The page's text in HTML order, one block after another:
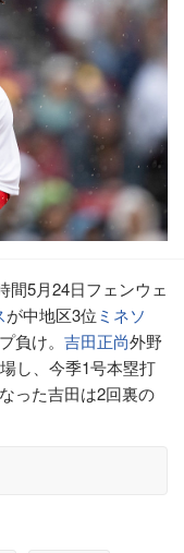
間5月24日フェンウェ
が中地区3位ミネソ
負け。 吉田正尚外野
し、今季1号本塁打
った吉田は2回裏の